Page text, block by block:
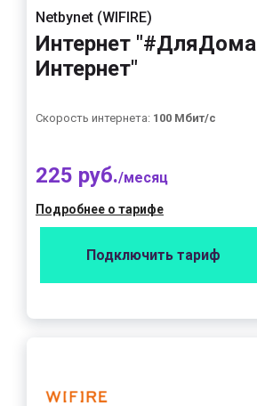
Netbynet (WIFIRE)
Интернет "#ДляДома
Интернет"
Скорость интернета: 100 Мбит/с
225 руб./месяц
Подробнее о тарифе
Подключить тариф